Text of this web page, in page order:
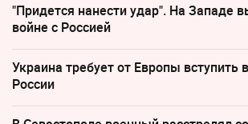
"Придется нанести удар". На Западе
войне с Россией
Украина требует от Европы вступить
России